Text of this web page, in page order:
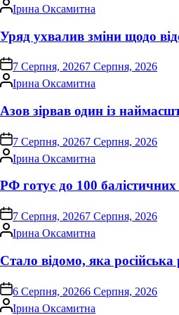
Опубліковано
Ірина Оксамитна
Уряд ухвалив зміни щодо
on 7 Серпня, 20267 Серпня, 2026
Опубліковано
Ірина Оксамитна
Азов зірвав один із
on 7 Серпня, 20267 Серпня, 2026
Опубліковано
Ірина Оксамитна
РФ готує до 100
on 7 Серпня, 20267 Серпня, 2026
Опубліковано
Ірина Оксамитна
Стало відомо, яка
on6 Серпня, 20266 Серпня, 2026
Опубліковано
Ірина Оксамитна